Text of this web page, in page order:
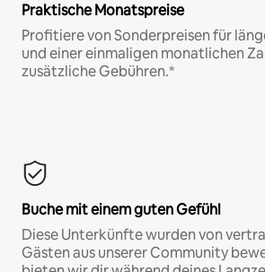
Praktische Monatspreise
Profitiere von Sonderpreisen für
und einer einmaligen monatlichen
zusätzliche Gebühren.*
Buche mit einem guten Gefühl
Diese Unterkünfte wurden von
Gästen aus unserer Community